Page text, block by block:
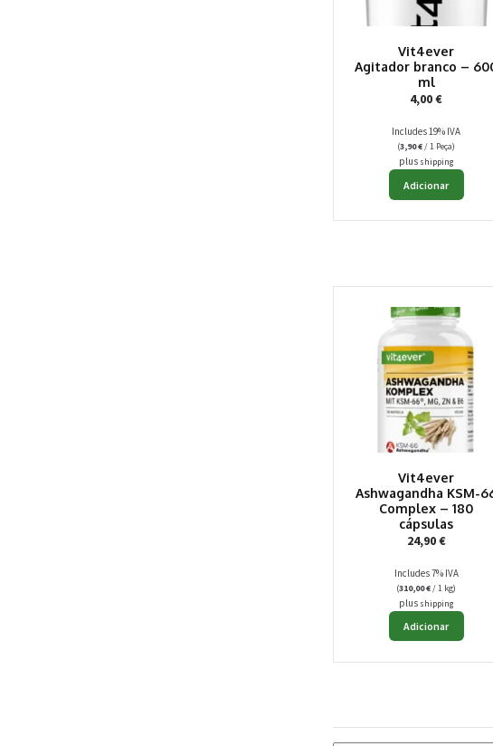
Vit4ever
Agitador branco –
ml
4,00€
Includes 19% IVA
(3,90€/ 1 Peça)
plus shipping
Adicionar
Vit4ever
Ashwagandha KSM-
Complex – 180
cápsulas
24,90€
Includes 7% IVA
(310,00€/ 1 kg)
plus shipping
Adicionar